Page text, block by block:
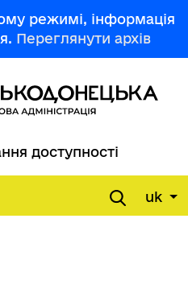
режимі, інформація
Переглянути архів
доступності
uk